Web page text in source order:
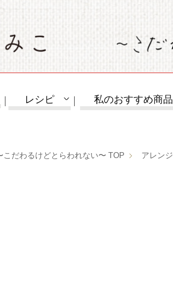
レシピ 私のおすすめ商品
こだわるけどとらわれない〜 TOP アレンジ